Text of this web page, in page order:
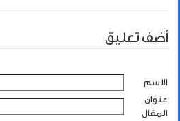
أضف تعليق
الاسم
عنوان
المقال